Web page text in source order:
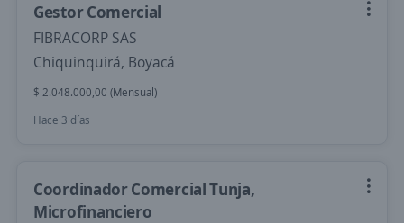
Gestor Comercial
FIBRACORP SAS
Chiquinquirá, Boyacá
$ 2.048.000,00 (Mensual)
Hace 3 días
Coordinador Comercial Tunja,
Microfinanciero